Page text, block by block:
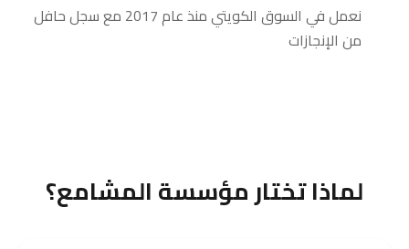
نعمل في السوق الكويتي منذ عام 2017 مع سجل حافل
من الإنجازات
لماذا تختار مؤسسة المشامع؟